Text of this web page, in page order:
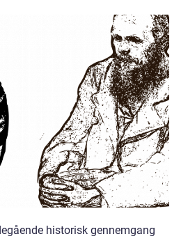
historisk gennemgang